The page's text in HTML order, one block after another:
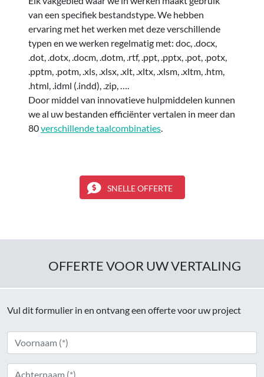
van een specifiek bestandstype. We hebben
ervaring met het werken met deze verschillende
typen en we werken regelmatig met: doc, .docx,
.dot, .dotx, .docm, .dotm, .rtf, .ppt, .pptx, .pot, .potx,
.pptm, .potm, .xls, .xlsx, .xlt, .xltx, .xlsm, .xltm, .htm,
.html, .idml (.indd), .zip, ….
Door middel van innovatieve hulpmiddelen kunnen
we al uw bestanden efficiënter vertalen in meer dan
80verschillende taalcombinaties.
SNELLE OFFERTE
OFFERTE VOOR UW VERTALING
Vul dit formulier in en ontvang een offerte voor uw project